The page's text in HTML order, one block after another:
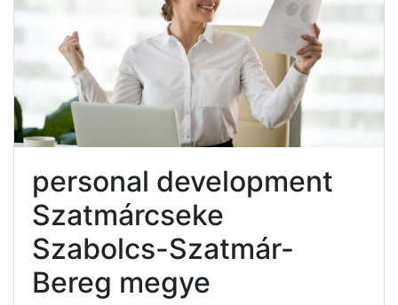
personal development
Szatmárcseke
Szabolcs-Szatmár-
Bereg megye